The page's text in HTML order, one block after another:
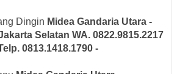
Dingin Midea Gandaria Utara -
Selatan WA. 0822.9815.2217
0813.1418.1790 -